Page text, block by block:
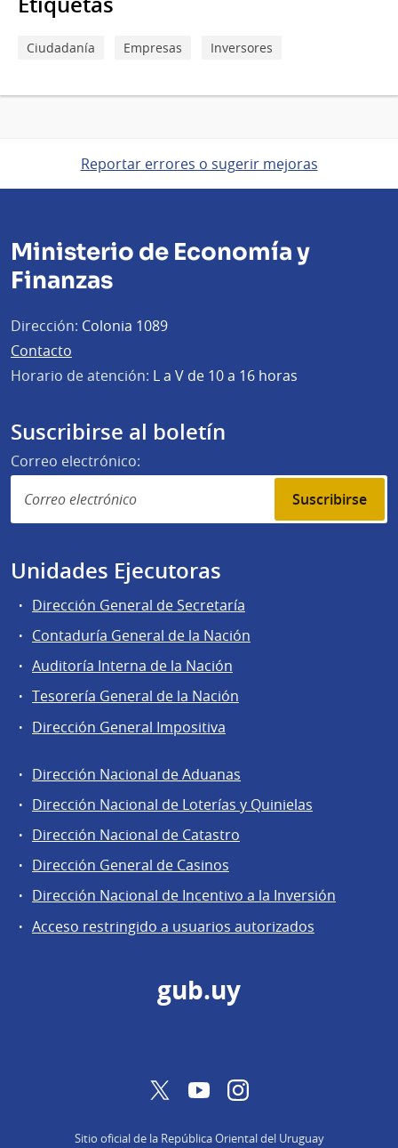
Ciudadanía Empresas Inversores
Reportar errores o sugerir mejoras
Ministerio de Economía y
Finanzas
Dirección: Colonia 1089
Contacto
Horario de atención: L a V de 10 a 16 horas
Suscribirse al boletín
Correo electrónico:
Suscribirse
Unidades Ejecutoras
Dirección General de Secretaría
Contaduría General de la Nación
Auditoría Interna de la Nación
Tesorería General de la Nación
Dirección General Impositiva
Áreas
de
la
Dirección
General
de
Secretaría
Dirección Nacional de Aduanas
Dirección Nacional de Loterías y Quinielas
Dirección Nacional de Catastro
Dirección General de Casinos
Dirección Nacional de Incentivo a la Inversión
Acceso restringido a usuarios autorizados
gub.uy
TwitterYouTubeInstagram
Sitio oficial de la República Oriental del Uruguay